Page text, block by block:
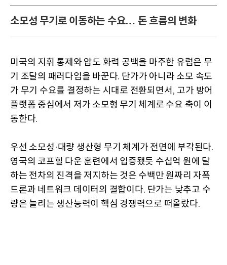
소모성 무기로 이동하는 수요… 돈 흐름의 변화
미국의 지휘 통제와 압도 화력 공백을 마주한 유럽은 무
기 조달의 패러다임을 바꾼다. 단가가 아니라 소모 속도
가 무기 수요를 결정하는 시대로 전환되면서 , 고가 방어
플랫폼 중심에서 저가 소모형 무기 체계로 수요 축이 이
동한다.
우선 소모성 ·대량 생산형 무기 체계가 전면에 부각된다.
영국의 코프힐 다운 훈련에서 입증됐듯 수십억 원에 달
하는 전차의 진격을 저지하는 것은 수백만 원짜리 자폭
드론과 네트워크 데이터의 결합이다. 단가는 낮추고 수
량은 늘리는 생산능력이 핵심 경쟁력으로 떠올랐다.